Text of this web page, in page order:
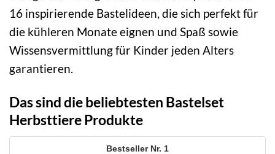
16 inspirierende Bastelideen, die sich perfekt für
die kühleren Monate eignen und Spaß sowie
Wissensvermittlung für Kinder jeden Alters
garantieren.
Das sind die beliebtesten Bastelset
Herbsttiere Produkte
1